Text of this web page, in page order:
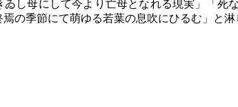
ゐし母にして今より亡母となれる現実」「
の季節にて萌ゆる若葉の息吹にひるむ」と淋